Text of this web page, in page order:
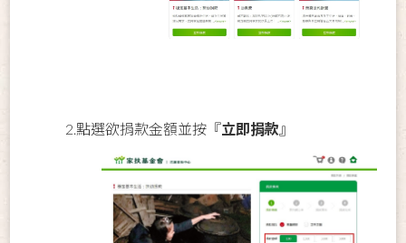
2.點選欲捐款金額並按『立即捐款 』